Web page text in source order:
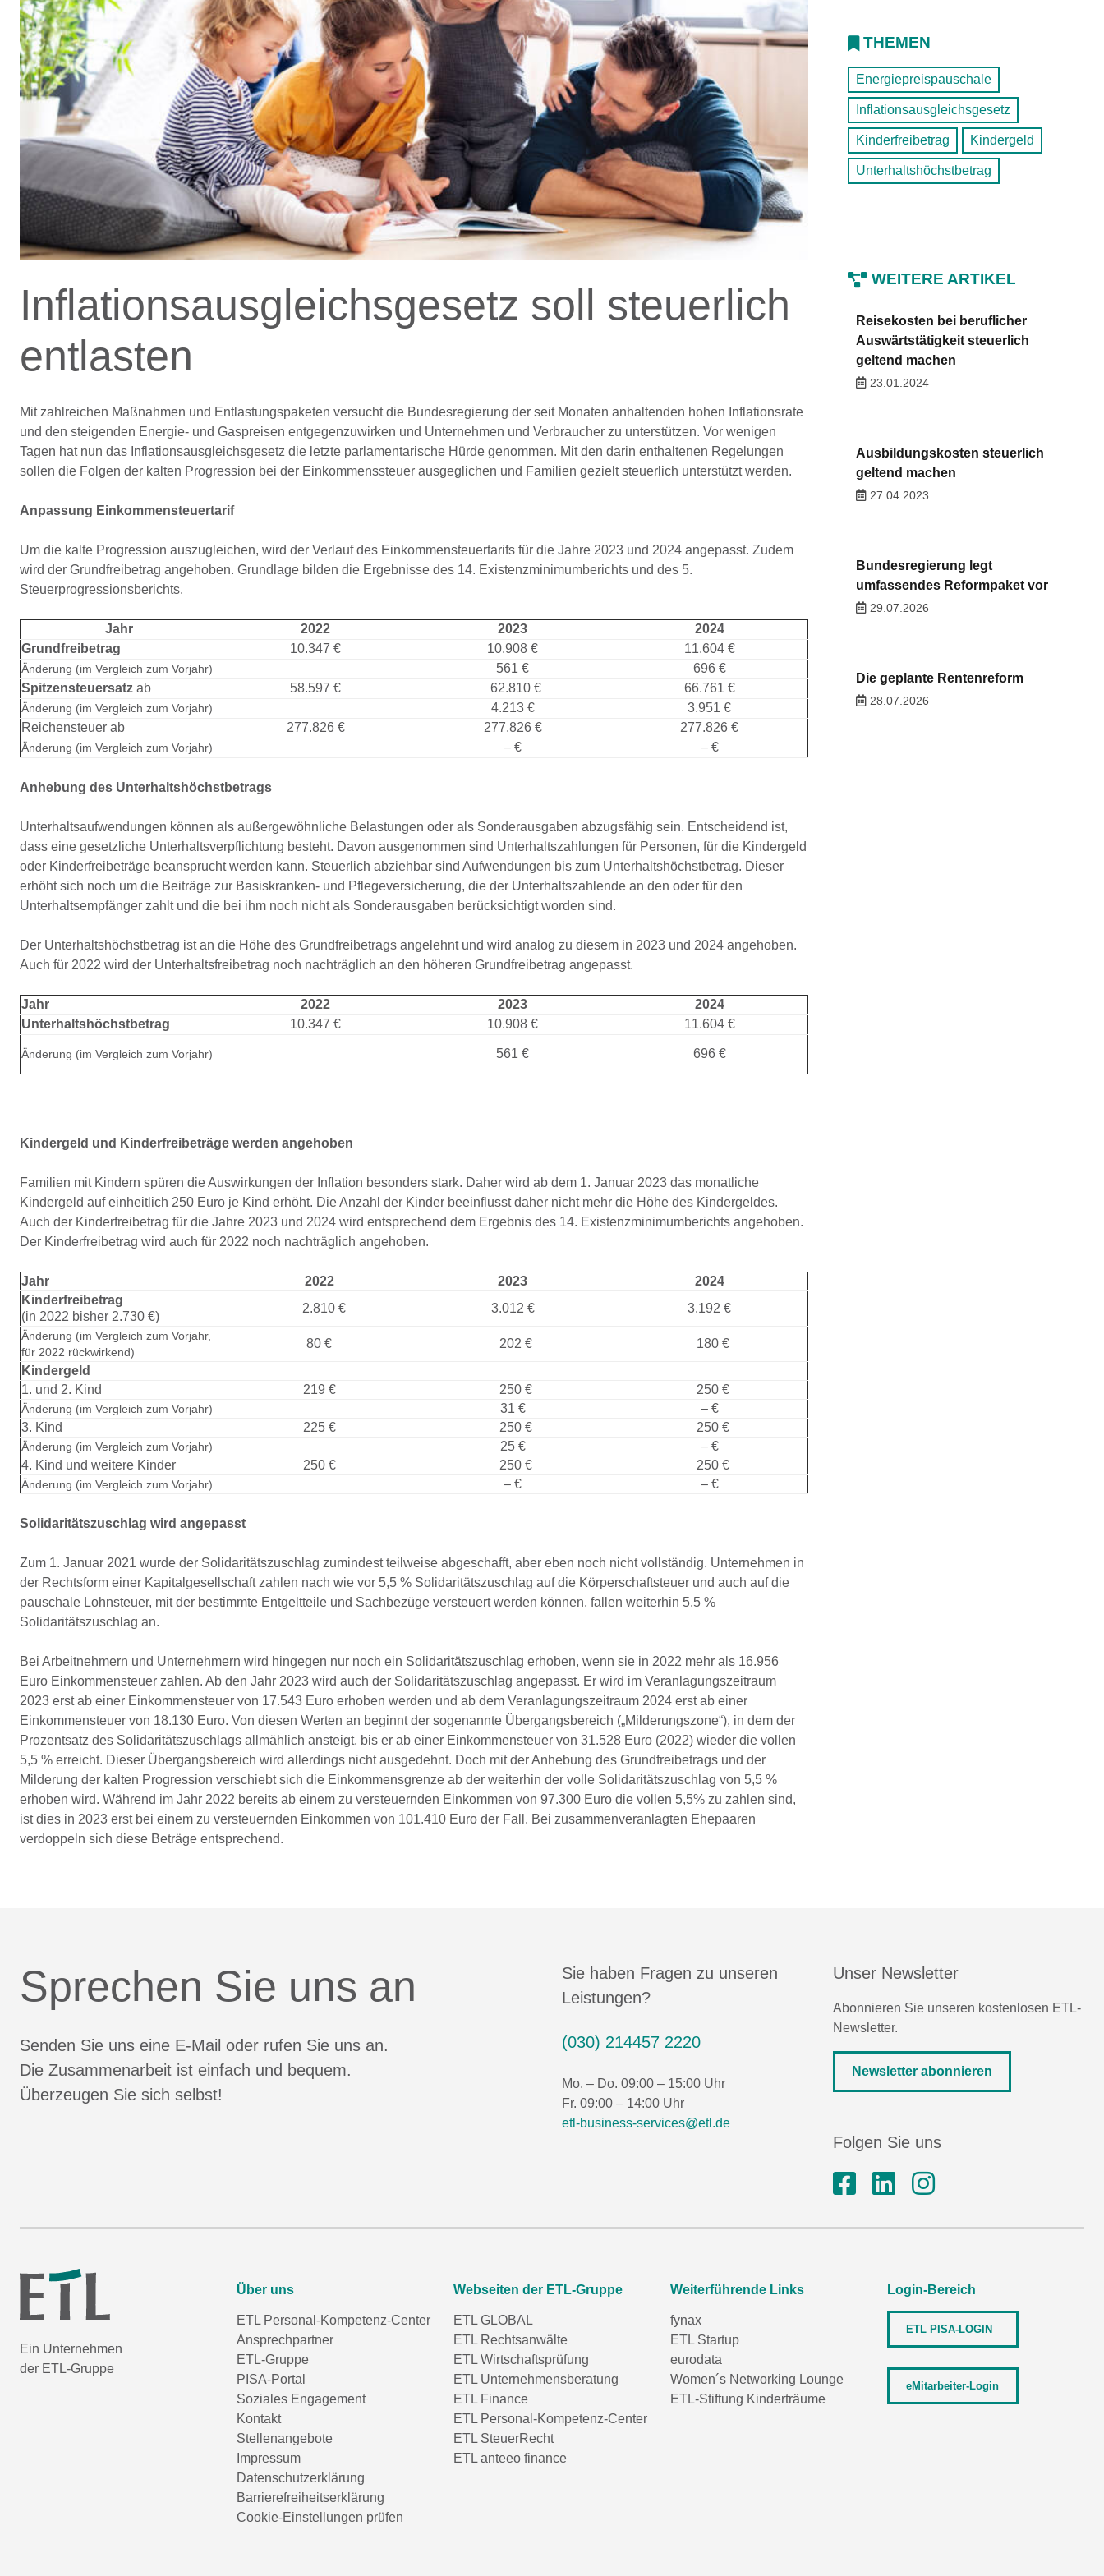
Inflationsausgleichsgesetz soll steuerlich
entlasten
Mit zahlreichen Maßnahmen und Entlastungspaketen versucht die Bundesregierung der seit Monaten anhaltenden hohen Inflationsrate
und den steigenden Energie- und Gaspreisen entgegenzuwirken und Unternehmen und Verbraucher zu unterstützen. Vor wenigen
Tagen hat nun das Inflationsausgleichsgesetz die letzte parlamentarische Hürde genommen. Mit den darin enthaltenen Regelungen
sollen die Folgen der kalten Progression bei der Einkommenssteuer ausgeglichen und Familien gezielt steuerlich unterstützt werden.
Anpassung Einkommensteuertarif
Um die kalte Progression auszugleichen, wird der Verlauf des Einkommensteuertarifs für die Jahre 2023 und 2024 angepasst. Zudem
wird der Grundfreibetrag angehoben. Grundlage bilden die Ergebnisse des 14. Existenzminimumberichts und des 5.
Steuerprogressionsberichts.
Jahr 2022 2023
2024
Grundfreibetrag
10.347 € 10.908 € 11.604 €
Änderung (im Vergleich zum Vorjahr) 561 €
696 €
Spitzensteuersatz ab 58.597 € 62.810 € 66.761 €
Änderung (im Vergleich zum Vorjahr) 4.213 €
3.951 €
Reichensteuer ab
277.826 € 277.826 € 277.826 €
Änderung (im Vergleich zum Vorjahr) – € – €
Anhebung des Unterhaltshöchstbetrags
Unterhaltsaufwendungen können als außergewöhnliche Belastungen oder als Sonderausgaben abzugsfähig sein. Entscheidend ist,
dass eine gesetzliche Unterhaltsverpflichtung besteht. Davon ausgenommen sind Unterhaltszahlungen für Personen, für die Kindergeld
oder Kinderfreibeträge beansprucht werden kann. Steuerlich abziehbar sind Aufwendungen bis zum Unterhaltshöchstbetrag. Dieser
erhöht sich noch um die Beiträge zur Basiskranken- und Pflegeversicherung, die der Unterhaltszahlende an den oder für den
Unterhaltsempfänger zahlt und die bei ihm noch nicht als Sonderausgaben berücksichtigt worden sind.
Der Unterhaltshöchstbetrag ist an die Höhe des Grundfreibetrags angelehnt und wird analog zu diesem in 2023 und 2024 angehoben.
Auch für 2022 wird der Unterhaltsfreibetrag noch nachträglich an den höheren Grundfreibetrag angepasst.
Jahr 2022 2023
2024
Unterhaltshöchstbetrag
10.347 € 10.908 € 11.604 €
Änderung (im Vergleich zum Vorjahr) 561 € 696 €
Kindergeld und Kinderfreibeträge werden angehoben
Familien mit Kindern spüren die Auswirkungen der Inflation besonders stark. Daher wird ab dem 1. Januar 2023 das monatliche
Kindergeld auf einheitlich 250 Euro je Kind erhöht. Die Anzahl der Kinder beeinflusst daher nicht mehr die Höhe des Kindergeldes.
Auch der Kinderfreibetrag für die Jahre 2023 und 2024 wird entsprechend dem Ergebnis des 14. Existenzminimumberichts angehoben.
Der Kinderfreibetrag wird auch für 2022 noch nachträglich angehoben.
Jahr 2022 2023
2024
Kinderfreibetrag
(in 2022 bisher 2.730 €)
2.810 € 3.012 € 3.192 €
Änderung (im Vergleich zum Vorjahr,
für 2022 rückwirkend)
80 € 202 €
180 €
Kindergeld
1. und 2. Kind
219 € 250 € 250 €
Änderung (im Vergleich zum Vorjahr) 31 €
– €
3. Kind
225 € 250 € 250 €
Änderung (im Vergleich zum Vorjahr) 25 €
– €
4. Kind und weitere Kinder
250 € 250 € 250 €
Änderung (im Vergleich zum Vorjahr) – € – €
Solidaritätszuschlag wird angepasst
Zum 1. Januar 2021 wurde der Solidaritätszuschlag zumindest teilweise abgeschafft, aber eben noch nicht vollständig. Unternehmen in
der Rechtsform einer Kapitalgesellschaft zahlen nach wie vor 5,5 % Solidaritätszuschlag auf die Körperschaftsteuer und auch auf die
pauschale Lohnsteuer, mit der bestimmte Entgeltteile und Sachbezüge versteuert werden können, fallen weiterhin 5,5 %
Solidaritätszuschlag an.
Bei Arbeitnehmern und Unternehmern wird hingegen nur noch ein Solidaritätszuschlag erhoben, wenn sie in 2022 mehr als 16.956
Euro Einkommensteuer zahlen. Ab den Jahr 2023 wird auch der Solidaritätszuschlag angepasst. Er wird im Veranlagungszeitraum
2023 erst ab einer Einkommensteuer von 17.543 Euro erhoben werden und ab dem Veranlagungszeitraum 2024 erst ab einer
Einkommensteuer von 18.130 Euro. Von diesen Werten an beginnt der sogenannte Übergangsbereich („Milderungszone“), in dem der
Prozentsatz des Solidaritätszuschlags allmählich ansteigt, bis er ab einer Einkommensteuer von 31.528 Euro (2022) wieder die vollen
5,5 % erreicht. Dieser Übergangsbereich wird allerdings nicht ausgedehnt. Doch mit der Anhebung des Grundfreibetrags und der
Milderung der kalten Progression verschiebt sich die Einkommensgrenze ab der weiterhin der volle Solidaritätszuschlag von 5,5 %
erhoben wird. Während im Jahr 2022 bereits ab einem zu versteuernden Einkommen von 97.300 Euro die vollen 5,5% zu zahlen sind,
ist dies in 2023 erst bei einem zu versteuernden Einkommen von 101.410 Euro der Fall. Bei zusammenveranlagten Ehepaaren
verdoppeln sich diese Beträge entsprechend.
THEMEN
Energiepreispauschale
Inflationsausgleichsgesetz
Kinderfreibetrag Kindergeld
Unterhaltshöchstbetrag
WEITERE ARTIKEL
Reisekosten bei beruflicher
Auswärtstätigkeit steuerlich
geltend machen
23.01.2024
Ausbildungskosten steuerlich
geltend machen
27.04.2023
Bundesregierung legt
umfassendes Reformpaket vor
29.07.2026
Die geplante Rentenreform
28.07.2026
Sprechen Sie uns an
Senden Sie uns eine E-Mail oder rufen Sie uns an.
Die Zusammenarbeit ist einfach und bequem.
Überzeugen Sie sich selbst!
Sie haben Fragen zu unseren
Leistungen?
(030) 214457 2220
Mo. – Do. 09:00 – 15:00 Uhr
Fr. 09:00 – 14:00 Uhr
etl-business-services@etl.de
Unser Newsletter
Abonnieren Sie unseren kostenlosen ETL-
Newsletter.
Newsletter abonnieren
Folgen Sie uns
Ein Unternehmen
der ETL-Gruppe
Über uns
ETL Personal-Kompetenz-Center
Ansprechpartner
ETL-Gruppe
PISA-Portal
Soziales Engagement
Kontakt
Stellenangebote
Impressum
Datenschutzerklärung
Barrierefreiheitserklärung
Cookie-Einstellungen prüfen
Webseiten der ETL-Gruppe
ETL GLOBAL
ETL Rechtsanwälte
ETL Wirtschaftsprüfung
ETL Unternehmensberatung
ETL Finance
ETL Personal-Kompetenz-Center
ETL SteuerRecht
ETL anteeo finance
Weiterführende Links
fynax
ETL Startup
eurodata
Women´s Networking Lounge
ETL-Stiftung Kinderträume
Login-Bereich
ETL PISA-LOGIN
eMitarbeiter-Login